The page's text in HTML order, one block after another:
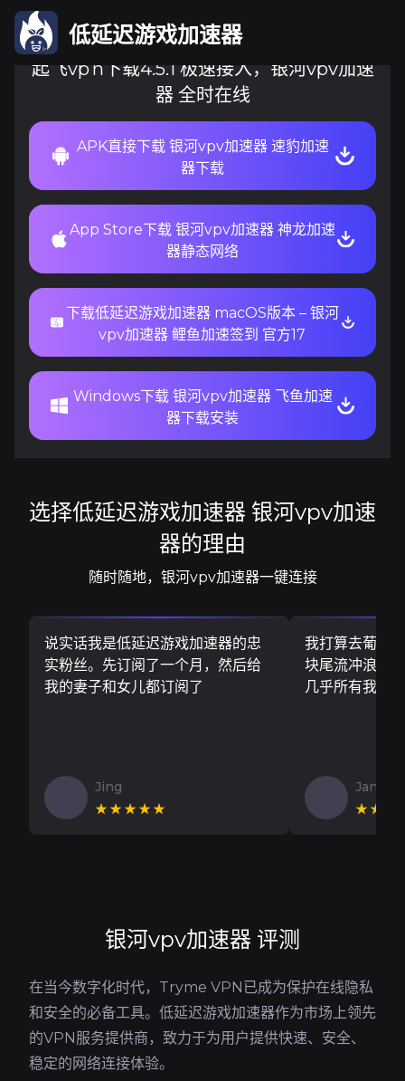
低延迟游戏加速器
起飞vp n下载4.5.1 极速接入，银河vpv加速
器 全时在线
APK直接下载 银河vpv加速器 速豹加速
器下载
App Store下载 银河vpv加速器 神龙加速
器静态网络
下载低延迟游戏加速器 macOS版本 – 银河
vpv加速器 鲤鱼加速签到 官方17
Windows下载 银河vpv加速器 飞鱼加速
器下载安装
选择低延迟游戏加速器 银河vpv加速
器的理由
随时随地，银河vpv加速器一键连接
说实话我是低延迟游戏加速器的忠
实粉丝。先订阅了一个月，然后给
我的妻子和女儿都订阅了
Jing
★★★★★
我打算去葡萄
块尾流冲浪板
几乎所有我需
Jan V
银河vpv加速器 评测
在当今数字化时代，Tryme VPN已成为保护在线隐私
和安全的必备工具。低延迟游戏加速器作为市场上领先
的VPN服务提供商，致力于为用户提供快速、安全、
稳定的网络连接体验。